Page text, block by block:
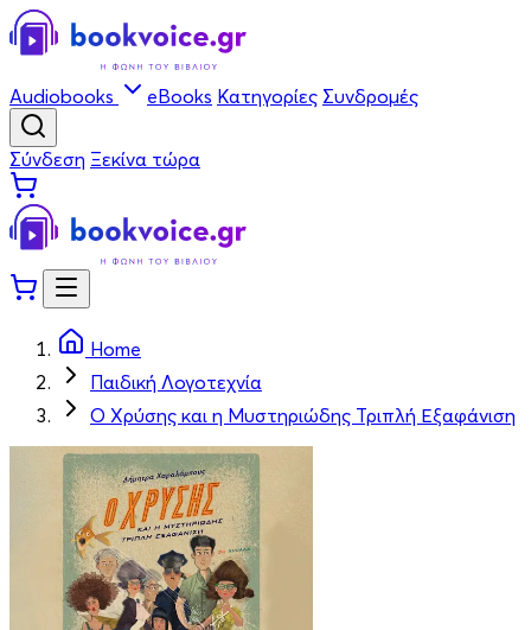
Audiobooks eBooks Κατηγορίες Συνδρομές
Σύνδεση Ξεκίνα τώρα
Home
Παιδική Λογοτεχνία
Ο Χρύσης και η Μυστηριώδης Τριπλή Εξαφάνιση